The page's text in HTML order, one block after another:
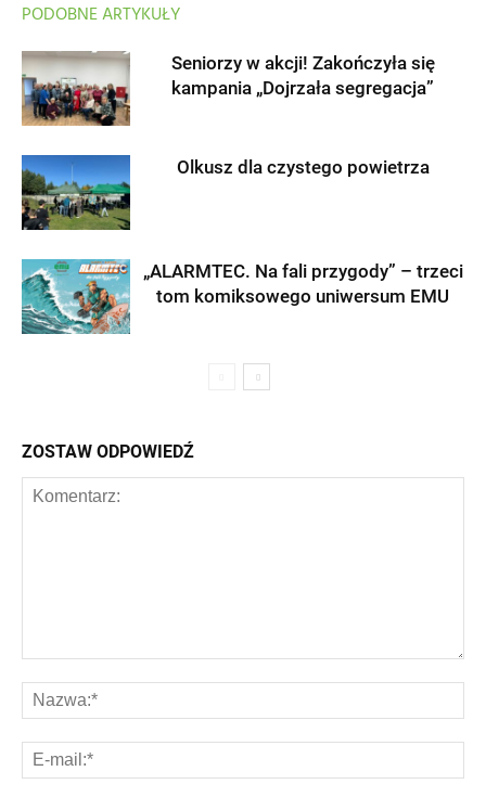
PODOBNE ARTYKUŁY
Seniorzy w akcji! Zakończyła się
kampania „Dojrzała segregacja”
Olkusz dla czystego powietrza
„ALARMTEC. Na fali przygody” – trzeci
tom komiksowego uniwersum EMU
ZOSTAW ODPOWIEDŹ